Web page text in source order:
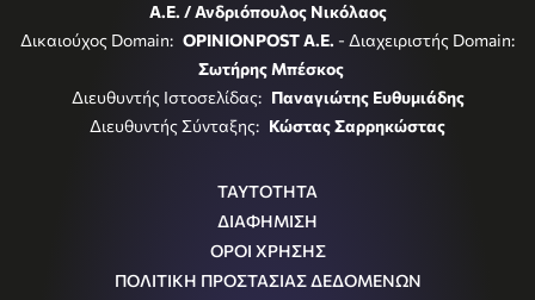
Α.Ε. / Ανδριόπουλος Νικόλαος
Δικαιούχος Domain: OPINIONPOST A.E. - Διαχειριστής Domain:
Σωτήρης Μπέσκος
Διευθυντής Ιστοσελίδας: Παναγιώτης Ευθυμιάδης
Διευθυντής Σύνταξης: Κώστας Σαρρηκώστας
ΤΑΥΤΟΤΗΤΑ
ΔΙΑΦΗΜΙΣΗ
ΟΡΟΙ ΧΡΗΣΗΣ
ΠΟΛΙΤΙΚΗ ΠΡΟΣΤΑΣΙΑΣ ΔΕΔΟΜΕΝΩΝ